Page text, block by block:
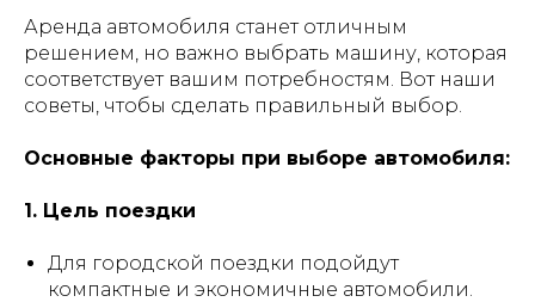
Аренда автомобиля станет отличным
решением, но важно выбрать машину, которая
соответствует вашим потребностям. Вот наши
советы, чтобы сделать правильный выбор.
Основные факторы при выборе автомобиля:
1. Цель поездки
Для городской поездки подойдут
компактные и экономичные автомобили.